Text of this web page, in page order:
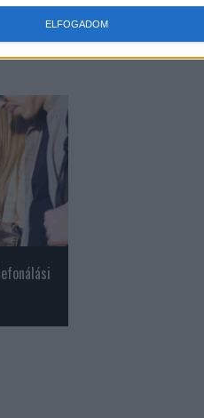
ELFOGADOM